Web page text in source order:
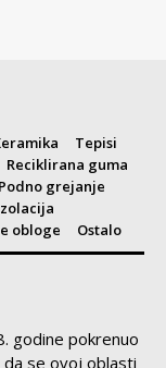
Tepisi
Reciklirana guma
Podno grejanje
obloge Ostalo
godine pokrenuo
da se ovoj oblasti